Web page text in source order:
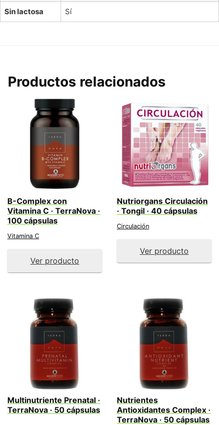
Sin lactosa Sí
Productos relacionados
B-Complex con
Vitamina C · TerraNova ·
100 cápsulas
Vitamina C
Ver producto
Nutriorgans Circulación
· Tongil · 40 cápsulas
Circulación
Ver producto
Multinutriente Prenatal ·
TerraNova · 50 cápsulas
Nutrientes
Antioxidantes Complex ·
TerraNova · 50 cápsulas